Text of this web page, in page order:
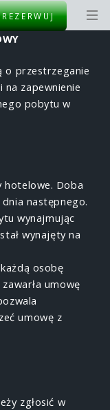
o przestrzeganie
zapewnienie
pobytu w
hotelowe. Doba
następnego.
wynajmując
wynajęty na
osobę
umowę
umowę z
zgłosić w